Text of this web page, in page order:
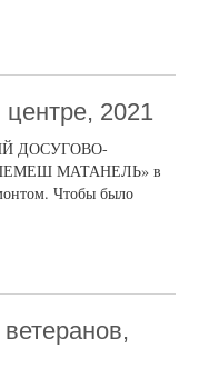
2021
ДОСУГОВО-
МАТАНЕЛЬ» в
Чтобы было